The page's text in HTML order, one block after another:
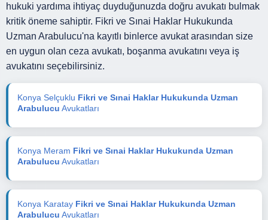
hukuki yardıma ihtiyaç duyduğunuzda doğru avukatı bulmak
kritik öneme sahiptir. Fikri ve Sınai Haklar Hukukunda
Uzman Arabulucu'na kayıtlı binlerce avukat arasından size
en uygun olan ceza avukatı, boşanma avukatını veya iş
avukatını seçebilirsiniz.
Konya Selçuklu Fikri ve Sınai Haklar Hukukunda Uzman
Arabulucu Avukatları
Konya Meram Fikri ve Sınai Haklar Hukukunda Uzman
Arabulucu Avukatları
Konya Karatay Fikri ve Sınai Haklar Hukukunda Uzman
Arabulucu Avukatları